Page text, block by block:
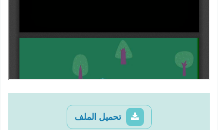
تحميل الملف